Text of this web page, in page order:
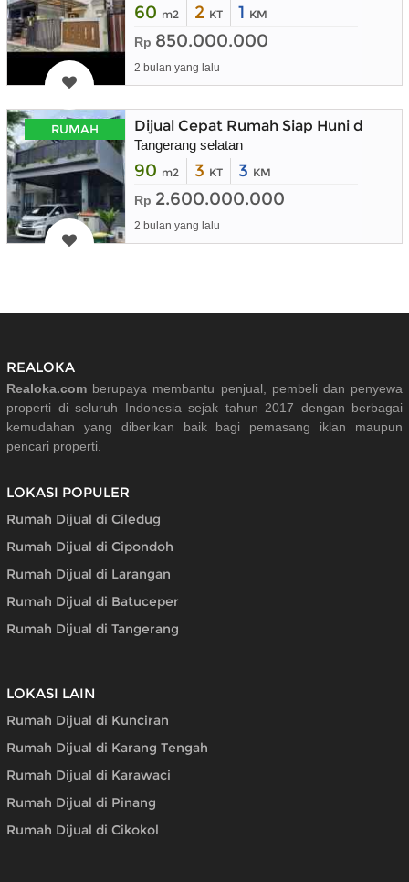
60 m2 2 KT 1 KM
Rp 850.000.000
2 bulan yang lalu
RUMAH Dijual Cepat Rumah Siap Huni dalam
Tangerang selatan
90 m2 3 KT 3 KM
Rp 2.600.000.000
2 bulan yang lalu
REALOKA
Realoka.com berupaya membantu penjual, pembeli dan penyewa
properti di seluruh Indonesia sejak tahun 2017 dengan berbagai
kemudahan yang diberikan baik bagi pemasang iklan maupun
pencari properti.
LOKASI POPULER
Rumah Dijual di Ciledug
Rumah Dijual di Cipondoh
Rumah Dijual di Larangan
Rumah Dijual di Batuceper
Rumah Dijual di Tangerang
LOKASI LAIN
Rumah Dijual di Kunciran
Rumah Dijual di Karang Tengah
Rumah Dijual di Karawaci
Rumah Dijual di Pinang
Rumah Dijual di Cikokol